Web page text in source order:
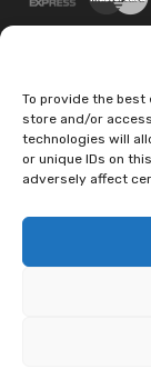
To provide the best
store and/or
technologies will
or unique IDs on
adversely affect
SOCIAL
car led lab